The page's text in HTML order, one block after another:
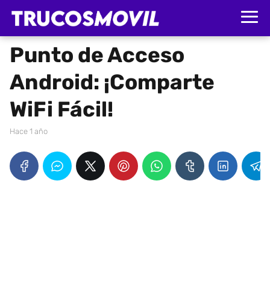
Punto de Acceso
Android: ¡Comparte
WiFi Fácil!
hace 1 año